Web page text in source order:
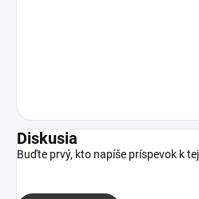
Diskusia
Buďte prvý, kto napíše príspevok k